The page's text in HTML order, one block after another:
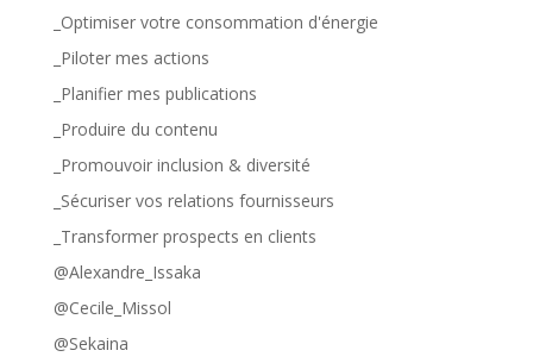
_Optimiser votre consommation d'énergie
_Piloter mes actions
_Planifier mes publications
_Produire du contenu
_Promouvoir inclusion & diversité
_Sécuriser vos relations fournisseurs
_Transformer prospects en clients
@Alexandre_Issaka
@Cecile_Missol
@Sekaina